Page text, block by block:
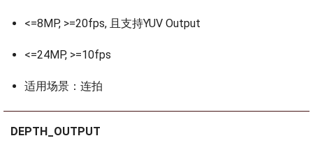
<=8MP, >=20fps, 且支持YUV Output
<=24MP, >=10fps
适用场景：连拍
DEPTH_OUTPUT